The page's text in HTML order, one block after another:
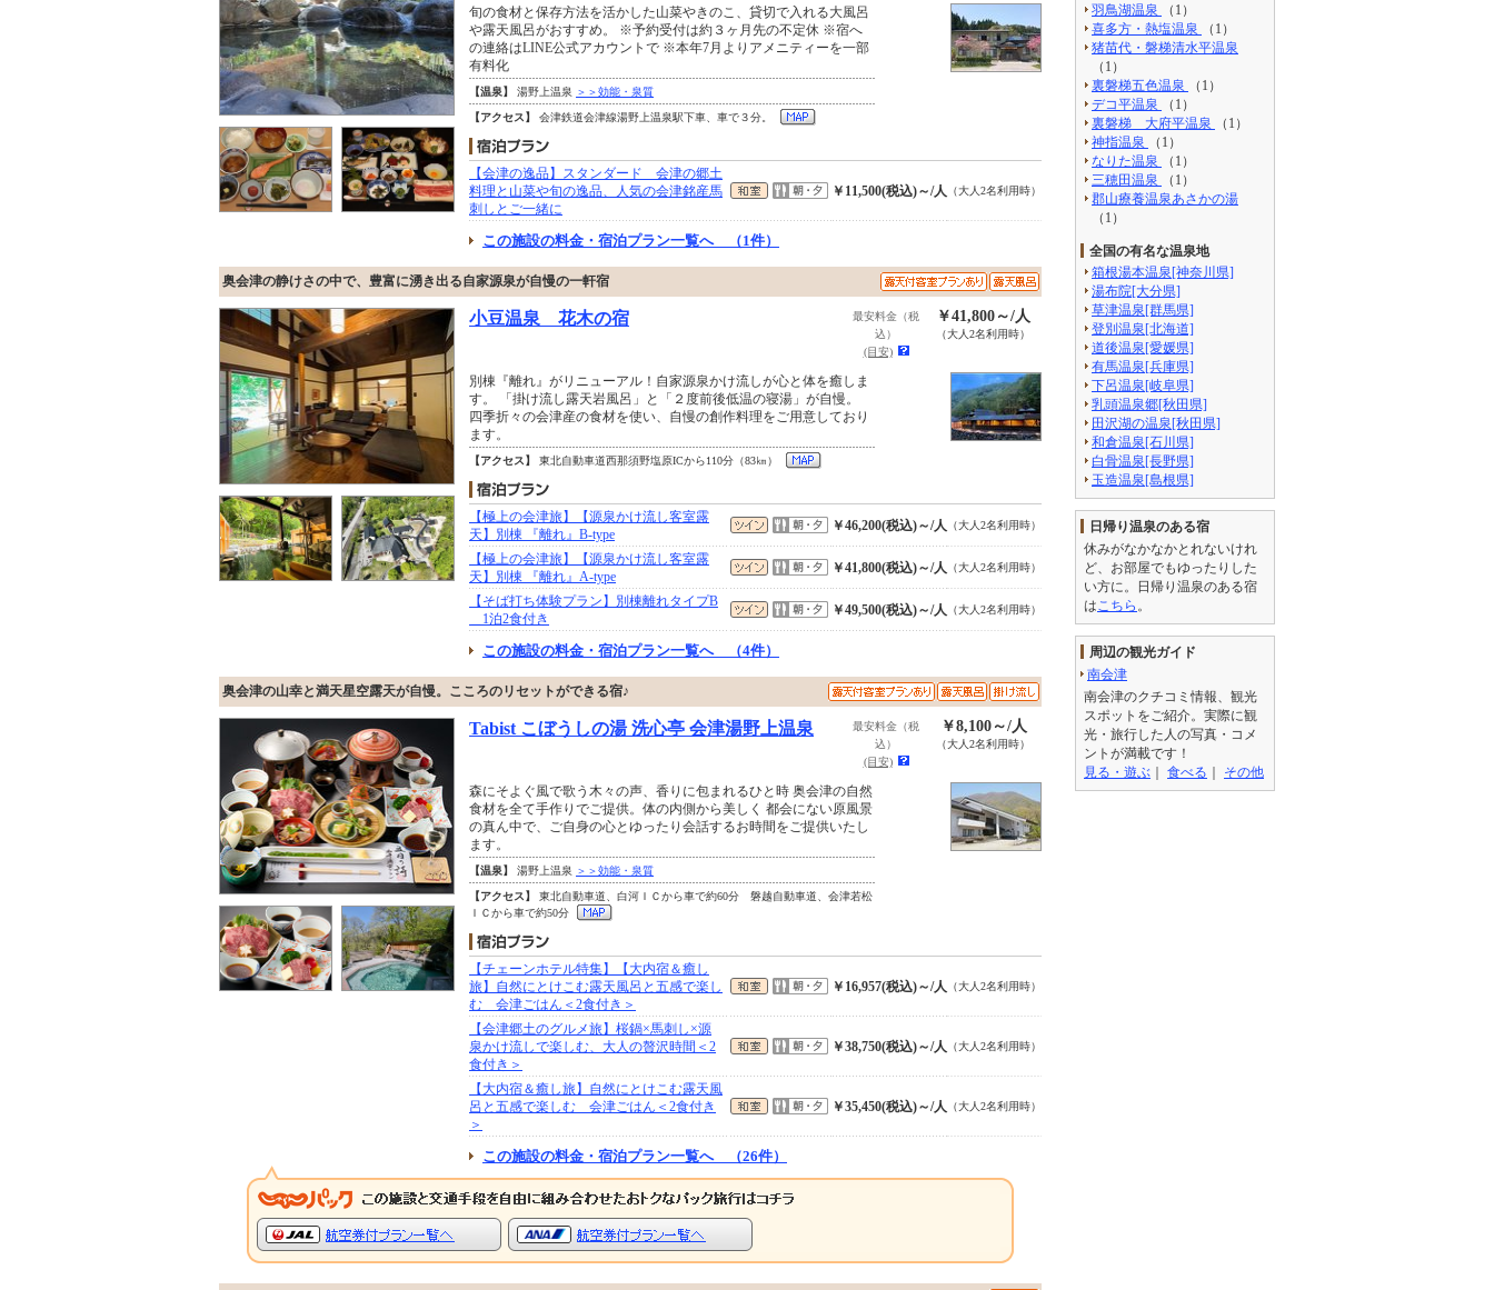
旬の食材と保存方法を活かした山菜やきのこ、貸切で入れる大風呂
や露天風呂がおすすめ。 ※予約受付は約３ヶ月先の不定休 ※宿へ
の連絡はLINE公式アカウントで ※本年7月よりアメニティーを一部
有料化
【温泉】 湯野上温泉 ＞＞効能・泉質
【アクセス】 会津鉄道会津線湯野上温泉駅下車、車で３分。
【会津の逸品】スタンダード 会津の郷土
料理と山菜や旬の逸品、人気の会津銘産馬
刺しとご一緒に
￥11,500(税込)～/人 （大人2名利用時）
この施設の料金・宿泊プラン一覧へ （1件）
奥会津の静けさの中で、豊富に湧き出る自家源泉が自慢の一軒宿
小豆温泉 花木の宿
最安料金（税
込）
(目安)
￥41,800～/人
（大人2名利用時）
別棟『離れ』がリニューアル！自家源泉かけ流しが心と体を癒しま
す。 「掛け流し露天岩風呂」と「２度前後低温の寝湯」が自慢。
四季折々の会津産の食材を使い、自慢の創作料理をご用意しており
ます。
【アクセス】 東北自動車道西那須野塩原ICから110分（83㎞）
【極上の会津旅】【源泉かけ流し客室露
天】別棟 『離れ』B-type
￥46,200(税込)～/人 （大人2名利用時）
【極上の会津旅】【源泉かけ流し客室露
天】別棟 『離れ』A‐type
￥41,800(税込)～/人 （大人2名利用時）
【そば打ち体験プラン】別棟離れタイプB
＿1泊2食付き
￥49,500(税込)～/人 （大人2名利用時）
この施設の料金・宿泊プラン一覧へ （4件）
奥会津の山幸と満天星空露天が自慢。こころのリセットができる宿♪
Tabist こぼうしの湯 洗心亭 会津湯野上温泉
最安料金（税
込）
(目安)
￥8,100～/人
（大人2名利用時）
森にそよぐ風で歌う木々の声、香りに包まれるひと時 奥会津の自然
食材を全て手作りでご提供。体の内側から美しく 都会にない原風景
の真ん中で、ご自身の心とゆったり会話するお時間をご提供いたし
ます。
【温泉】 湯野上温泉 ＞＞効能・泉質
【アクセス】
東北自動車道、白河ＩＣから車で約60分 磐越自動車道、会津若松
ＩＣから車で約50分
【チェーンホテル特集】【大内宿＆癒し
旅】自然にとけこむ露天風呂と五感で楽し
む 会津ごはん＜2食付き＞
￥16,957(税込)～/人 （大人2名利用時）
【会津郷土のグルメ旅】桜鍋×馬刺し×源
泉かけ流しで楽しむ、大人の贅沢時間＜2
食付き＞
￥38,750(税込)～/人 （大人2名利用時）
【大内宿＆癒し旅】自然にとけこむ露天風
呂と五感で楽しむ 会津ごはん＜2食付き
＞
￥35,450(税込)～/人 （大人2名利用時）
この施設の料金・宿泊プラン一覧へ （26件）
羽鳥湖温泉
（1）
喜多方・熱塩温泉
（1）
猪苗代・磐梯清水平温泉
（1）
裏磐梯五色温泉
（1）
デコ平温泉
（1）
裏磐梯 大府平温泉
（1）
神指温泉
（1）
なりた温泉
（1）
三穂田温泉
（1）
郡山療養温泉あさかの湯
（1）
全国の有名な温泉地
箱根湯本温泉[神奈川県]
湯布院[大分県]
草津温泉[群馬県]
登別温泉[北海道]
道後温泉[愛媛県]
有馬温泉[兵庫県]
下呂温泉[岐阜県]
乳頭温泉郷[秋田県]
田沢湖の温泉[秋田県]
和倉温泉[石川県]
白骨温泉[長野県]
玉造温泉[島根県]
日帰り温泉のある宿
休みがなかなかとれないけれ
ど、お部屋でもゆったりした
い方に。日帰り温泉のある宿
は こちら 。
周辺の観光ガイド
南会津
南会津のクチコミ情報、観光
スポットをご紹介。実際に観
光・旅行した人の写真・コメ
ントが満載です！
見る・遊ぶ ｜ 食べる ｜ その他